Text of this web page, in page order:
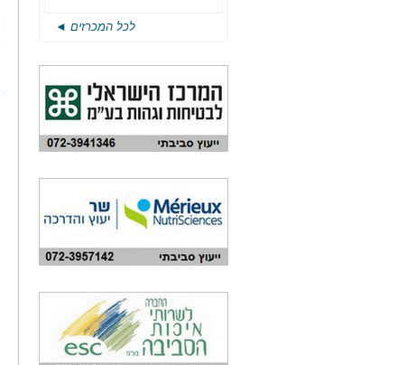
לכל המכרזים ◄